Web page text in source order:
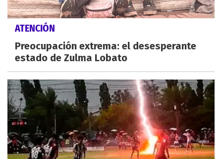
ATENCIÓN
Preocupación extrema: el desesperante
estado de Zulma Lobato